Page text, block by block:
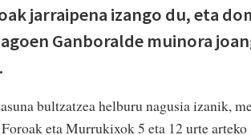
jarraipena izango du, eta
Ganboralde muinora
bultzatzea helburu nagusia izanik,
eta Murrukixok 5 eta 12 urte